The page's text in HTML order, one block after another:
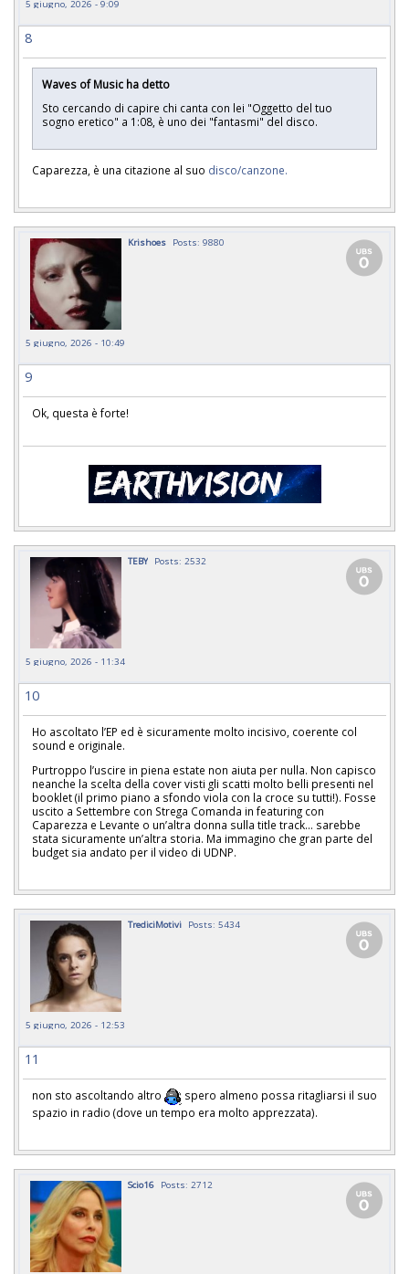
5 giugno, 2026 - 9:09
8
Waves of Music ha detto
Sto cercando di capire chi canta con lei "Oggetto del tuo
sogno eretico" a 1:08, è uno dei "fantasmi" del disco.
Caparezza, è una citazione al suo disco/canzone.
Krishoes Posts: 9880
5 giugno, 2026 - 10:49
9
Ok, questa è forte!
TEBY Posts: 2532
5 giugno, 2026 - 11:34
10
Ho ascoltato l’EP ed è sicuramente molto incisivo, coerente col
sound e originale.
Purtroppo l’uscire in piena estate non aiuta per nulla. Non capisco
neanche la scelta della cover visti gli scatti molto belli presenti nel
booklet (il primo piano a sfondo viola con la croce su tutti!). Fosse
uscito a Settembre con Strega Comanda in featuring con
Caparezza e Levante o un’altra donna sulla title track… sarebbe
stata sicuramente un’altra storia. Ma immagino che gran parte del
budget sia andato per il video di UDNP.
TrediciMotivi Posts: 5434
5 giugno, 2026 - 12:53
11
non sto ascoltando altro
spero almeno possa ritagliarsi il suo
spazio in radio (dove un tempo era molto apprezzata).
Scio16 Posts: 2712